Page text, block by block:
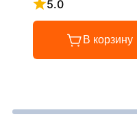
5.0
Рейтинг 5 из 5
В корзину